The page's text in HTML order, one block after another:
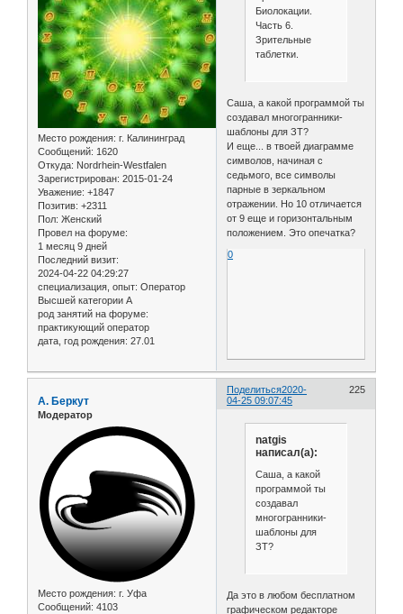
Место рождения: г. Калининград
Сообщений: 1620
Откуда: Nordrhein-Westfalen
Зарегистрирован: 2015-01-24
Уважение: +1847
Позитив: +2311
Пол: Женский
Провел на форуме:
1 месяц 9 дней
Последний визит:
2024-04-22 04:29:27
специализация, опыт: Оператор
Высшей категории А
род занятий на форуме:
практикующий оператор
дата, год рождения: 27.01
Биолокации.
Часть 6.
Зрительные
таблетки.
Саша, а какой программой ты
создавал многогранники-
шаблоны для ЗТ?
И еще... в твоей диаграмме
символов, начиная с
седьмого, все символы
парные в зеркальном
отражении. Но 10 отличается
от 9 еще и горизонтальным
положением. Это опечатка?
0
Поделиться 225
2020-
04-25 09:07:45
А. Беркут
Модератор
Место рождения: г. Уфа
Сообщений: 4103
natgis
написал(а):
Саша, а какой
программой ты
создавал
многогранники-
шаблоны для
ЗТ?
Да это в любом бесплатном
графическом редакторе